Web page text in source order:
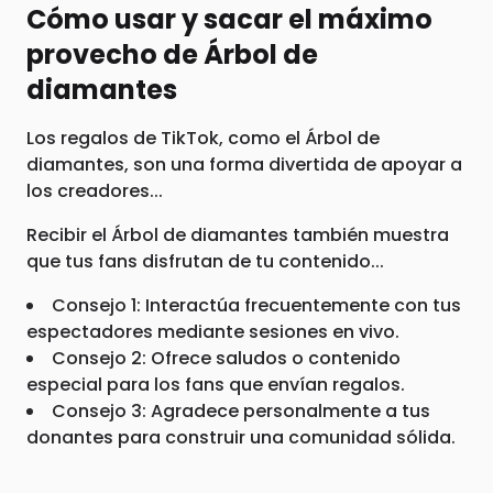
Cómo usar y sacar el máximo
provecho de Árbol de
diamantes
Los regalos de TikTok, como el Árbol de
diamantes, son una forma divertida de apoyar a
los creadores...
Recibir el Árbol de diamantes también muestra
que tus fans disfrutan de tu contenido...
Consejo 1: Interactúa frecuentemente con tus
espectadores mediante sesiones en vivo.
Consejo 2: Ofrece saludos o contenido
especial para los fans que envían regalos.
Consejo 3: Agradece personalmente a tus
donantes para construir una comunidad sólida.